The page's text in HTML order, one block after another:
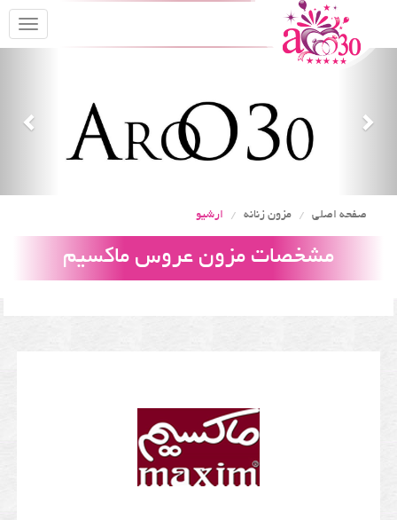
صفحه اصلی مزون زنانه ارشیو
مشخصات مزون عروس ماکسیم